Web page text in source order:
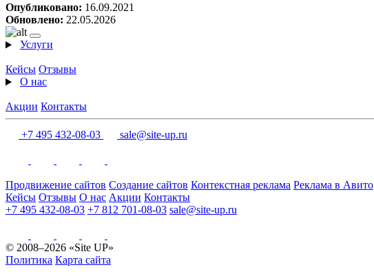
Опубликовано: 16.09.2021
Обновлено: 22.05.2026
Услуги
Кейсы Отзывы
О нас
Акции Контакты
+7 495 432-08-03 sale@site-up.ru
Продвижение сайтов Создание сайтов Контекстная реклама Реклама в Авито
Кейсы Отзывы О нас Акции Контакты
+7 495 432-08-03 +7 812 701-08-03 sale@site-up.ru
© 2008–2026 «Site UP»
Политика Карта сайта